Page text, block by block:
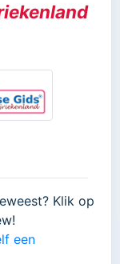
Klik op
een